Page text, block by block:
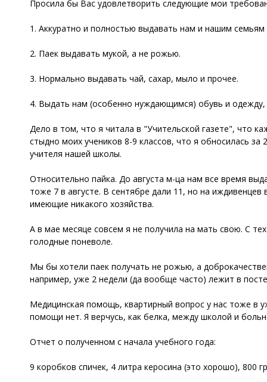
Просила бы Вас удовлетворить следующие мои
1. Аккуратно и полностью выдавать нам и нашим семьям
2. Паек выдавать мукой, а не рожью.
3. Нормально выдавать чай, сахар, мыло и прочее.
4. Выдать нам (особенно нуждающимся) обувь и
Дело в том, что я читала в "Учительской газете", что
стыдно моих учеников 8-9 классов, что я обносилась
учителя нашей школы.
Относительно пайка. До августа м-ца нам все время
тоже 7 в августе. В сентябре дали 11, но на
имеющие никакого хозяйства.
А в мае месяце совсем я не получила на мать свою. С
голодные поневоле.
Мы бы хотели паек получать не рожью, а
например, уже 2 недели (да вообще часто) лежит в
Медицинская помощь, квартирный вопрос у нас тоже в
помощи нет. Я верчусь, как белка, между школой и
Отчет о полученном с начала учебного года:
9 коробков спичек, 4 литра керосина (это хорошо), 800